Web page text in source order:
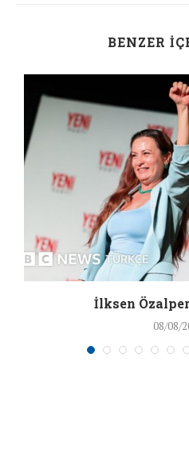
BENZER
İlksen
08/08/